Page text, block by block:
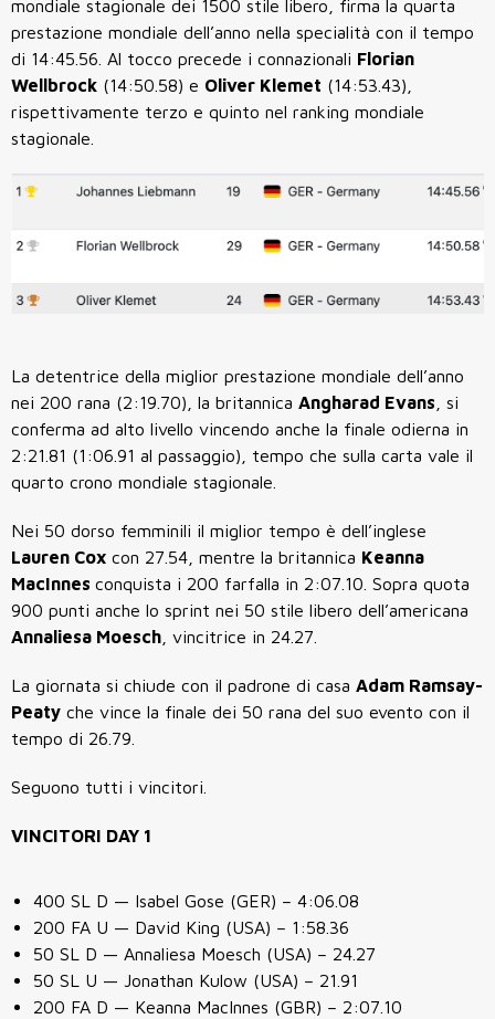
mondiale stagionale dei 1500 stile libero, firma la quarta
prestazione mondiale dell’anno nella specialità con il tempo
di 14:45.56. Al tocco precede i connazionali Florian
Wellbrock (14:50.58) e Oliver Klemet (14:53.43),
rispettivamente terzo e quinto nel ranking mondiale
stagionale.
La detentrice della miglior prestazione mondiale dell’anno
nei 200 rana (2:19.70), la britannica Angharad Evans , si
conferma ad alto livello vincendo anche la finale odierna in
2:21.81 (1:06.91 al passaggio), tempo che sulla carta vale il
quarto crono mondiale stagionale.
Nei 50 dorso femminili il miglior tempo è dell’inglese
Lauren Cox con 27.54, mentre la britannica Keanna
MacInnes conquista i 200 farfalla in 2:07.10. Sopra quota
900 punti anche lo sprint nei 50 stile libero dell’americana
Annaliesa Moesch , vincitrice in 24.27.
La giornata si chiude con il padrone di casa Adam Ramsay-
Peaty che vince la finale dei 50 rana del suo evento con il
tempo di 26.79.
Seguono tutti i vincitori.
VINCITORI DAY 1
400 SL D — Isabel Gose (GER) – 4:06.08
200 FA U — David King (USA) – 1:58.36
50 SL D — Annaliesa Moesch (USA) – 24.27
50 SL U — Jonathan Kulow (USA) – 21.91
200 FA D — Keanna MacInnes (GBR) – 2:07.10